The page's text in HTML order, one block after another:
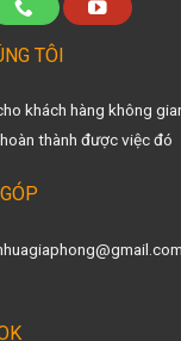
TÔI
khách hàng không
thành được việc đó